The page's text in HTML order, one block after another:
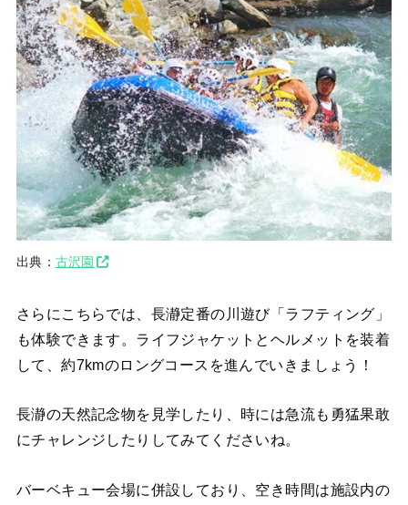
出典： 古沢園
さらにこちらでは、長瀞定番の川遊び「ラフティング」
も体験できます。ライフジャケットとヘルメットを装着
して、約7kmのロングコースを進んでいきましょう！
長瀞の天然記念物を見学したり、時には急流も勇猛果敢
にチャレンジしたりしてみてくださいね。
バーベキュー会場に併設しており、空き時間は施設内の